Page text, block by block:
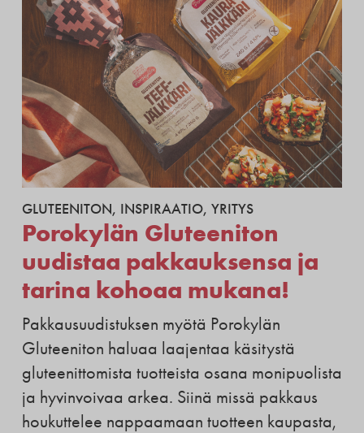
GLUTEENITON, INSPIRAATIO, YRITYS
Porokylän Gluteeniton
uudistaa pakkauksensa ja
tarina kohoaa mukana!
Pakkausuudistuksen myötä Porokylän
Gluteeniton haluaa laajentaa käsitystä
gluteenittomista tuotteista osana monipuolista
ja hyvinvoivaa arkea. Siinä missä pakkaus
houkuttelee nappaamaan tuotteen kaupasta,